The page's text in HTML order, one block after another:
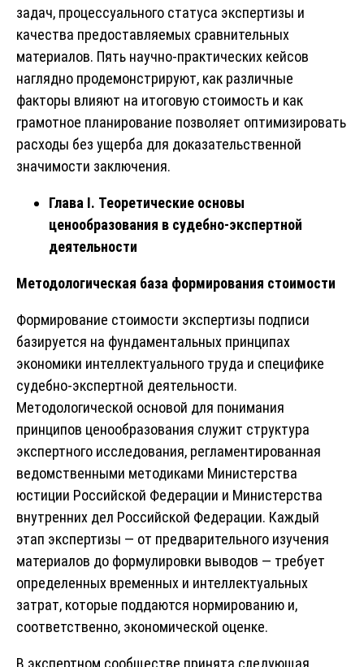
задач, процессуального статуса экспертизы и
качества предоставляемых сравнительных
материалов. Пять научно-практических кейсов
наглядно продемонстрируют, как различные
факторы влияют на итоговую стоимость и как
грамотное планирование позволяет оптимизировать
расходы без ущерба для доказательственной
значимости заключения.
Глава I. Теоретические основы
ценообразования в судебно-экспертной
деятельности
Методологическая база формирования стоимости
Формирование стоимости экспертизы подписи
базируется на фундаментальных принципах
экономики интеллектуального труда и специфике
судебно-экспертной деятельности.
Методологической основой для понимания
принципов ценообразования служит структура
экспертного исследования, регламентированная
ведомственными методиками Министерства
юстиции Российской Федерации и Министерства
внутренних дел Российской Федерации. Каждый
этап экспертизы — от предварительного изучения
материалов до формулировки выводов — требует
определенных временных и интеллектуальных
затрат, которые поддаются нормированию и,
соответственно, экономической оценке.
В экспертном сообществе принята следующая